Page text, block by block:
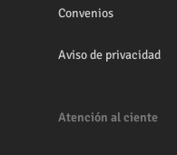
Convenios
Aviso de privacidad
Atención al ciente